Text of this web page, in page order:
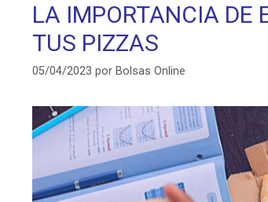
LA IMPORTANCIA DE
TUS PIZZAS
05/04/2023 por Bolsas Online